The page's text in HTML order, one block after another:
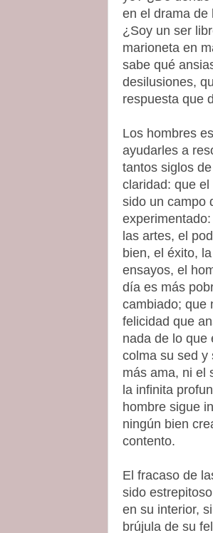
en el drama de
¿Soy un ser
marioneta en
sabe qué
desilusiones,
respuesta que
Los hombres
ayudarles a
tantos siglos
claridad: que
sido un campo
las artes, el
bien, el éxito,
ensayos, el
día es más
cambiado; que
felicidad que
nada de lo que
colma su sed y
más ama, ni el
la infinita
hombre sigue
ningún bien
contento.
El fracaso de
sido
en su interior,
brújula de su